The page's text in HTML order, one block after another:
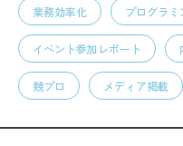
業務効率化 プログラミ
イベント参加レポート
競プロ メディア掲載